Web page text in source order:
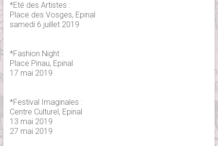
*Eté des Artistes :
Place des Vosges, Epinal
samedi 6 juillet 2019
*Fashion Night :
Place Pinau, Epinal
17 mai 2019
*Festival Imaginales :
Centre Culturel, Epinal
13 mai 2019
27 mai 2019